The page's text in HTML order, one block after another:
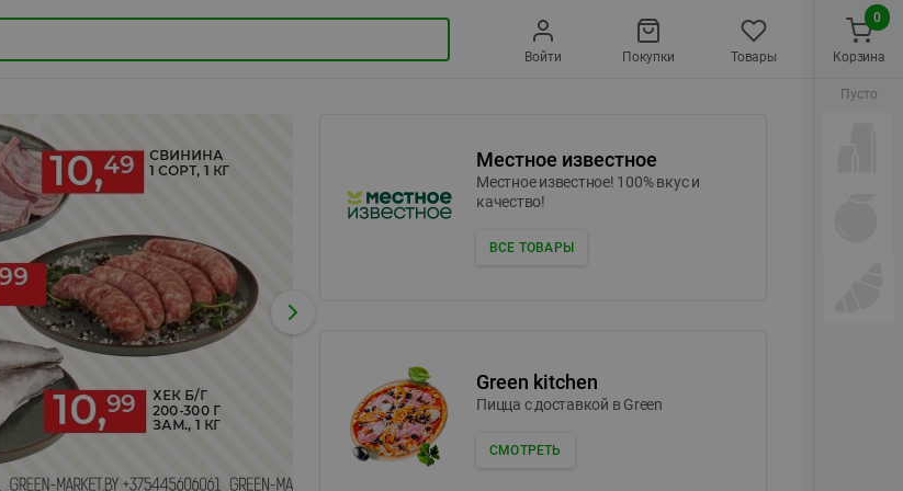
Войти Покупки Товары
Местное известное
Местное известное! 100% вкус и
качество!
ВСЕ ТОВАРЫ
Green kitchen
Пицца c доставкой в Green
СМОТРЕТЬ
Корзина
0
Пусто